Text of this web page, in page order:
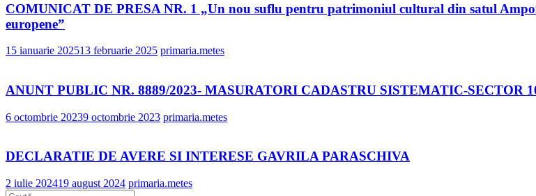
COMUNICAT DE PRESA NR. 1 „Un nou suflu pentru patrimoniul cultural din satul
europene”
15 ianuarie 202513 februarie 2025 primaria.metes
ANUNT PUBLIC NR. 8889/2023- MASURATORI CADASTRU SISTEMATIC-
6 octombrie 20239 octombrie 2023 primaria.metes
DECLARATIE DE AVERE SI INTERESE GAVRILA PARASCHIVA
2 iulie 202419 august 2024 primaria.metes